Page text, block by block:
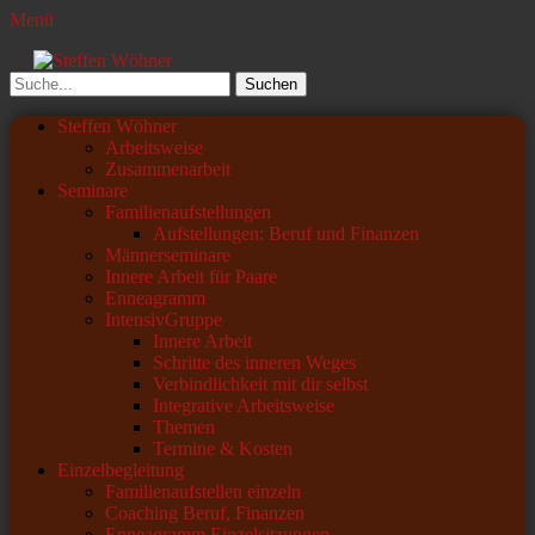
Menü
Steffen Wöhner
Lehrer und Seminarleiter
Suchen
nach:
Primäres
Zum
Steffen Wöhner
Arbeitsweise
Zusammenarbeit
Seminare
Familienaufstellungen
Aufstellungen: Beruf und Finanzen
Männerseminare
Innere Arbeit für Paare
Enneagramm
IntensivGruppe
Innere Arbeit
Schritte des inneren Weges
Verbindlichkeit mit dir selbst
Integrative Arbeitsweise
Themen
Termine & Kosten
Einzelbegleitung
Familienaufstellen einzeln
Coaching Beruf, Finanzen